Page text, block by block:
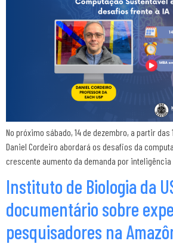
No próximo sábado, 14 de dezembro, a partir
Daniel Cordeiro abordará os desafios da
crescente aumento da demanda por
Instituto de Biologia da
documentário sobre
pesquisadores na